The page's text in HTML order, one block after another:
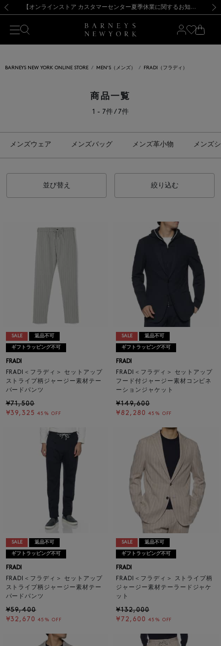
新規登録のお客様も対象！＜MY BARNEYS＞会員のお客様は11,000円（税込）以上のお買上げで常時送料無料！お買い物の際は会員登録を！
【夏季休業に伴う出荷一時停止のお知らせ】(2026.8.7) 【オンラインストア カスタマーセンター夏季休業に関するお知らせ】（2026.8.7）
【夏季休業に伴う返品・交換承り一時停止のお知らせ】（2026.8.5）
熊本県を中心とした地震の影響によるお荷物のお届けについて
【開催中】SUMMER SALEのご案内・ご注意事項 新規登録のお客様も対象！＜MY BARNEYS＞会員のお客様は11,000円（税込）以上のお買上げで常時送料無料！お買い物の際は会員登録を！
【夏季休業に伴う出荷一時停止のお知らせ】(2026.8.7)
BARNEYS NEW YORK ONLINE STORE MEN'S（メンズ） FRADI（フラディ）
商品一覧
1 - 7件 / 7件
メンズウェア メンズバッグ メンズ革小物 メンズ
並び替え 絞り込む
SALE 返品不可
ギフトラッピング不可
FRADI
FRADI＜フラディ＞ セットアップ
ストライプ柄ジャージー素材テー
パードパンツ
¥71,500
¥39,325 45% OFF
SALE 返品不可
ギフトラッピング不可
FRADI
FRADI＜フラディ＞ セットアップ
フード付ジャージー素材コンビネ
ーションジャケット
¥149,600
¥82,280 45% OFF
SALE 返品不可
ギフトラッピング不可
FRADI
FRADI＜フラディ＞ セットアップ
ストライプ柄ジャージー素材テー
パードパンツ
¥59,400
¥32,670 45% OFF
SALE 返品不可
ギフトラッピング不可
FRADI
FRADI＜フラディ＞ ストライプ柄
ジャージー素材テーラードジャケ
ット
¥132,000
¥72,600 45% OFF